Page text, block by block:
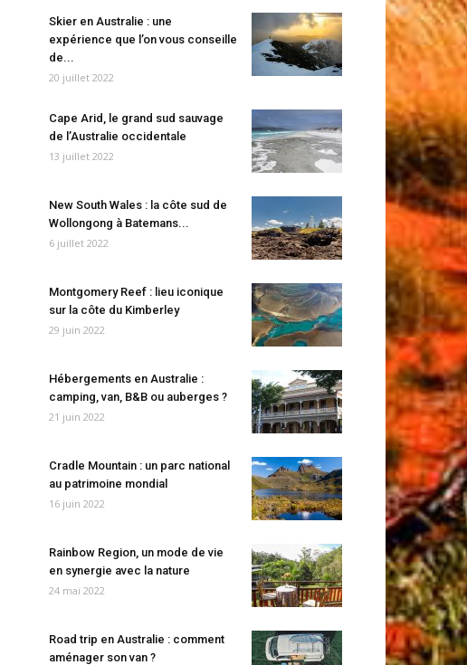
Skier en Australie : une
expérience que l’on vous conseille
de...
20 juillet 2022
Cape Arid, le grand sud sauvage
de l’Australie occidentale
13 juillet 2022
New South Wales : la côte sud de
Wollongong à Batemans...
6 juillet 2022
Montgomery Reef : lieu iconique
sur la côte du Kimberley
29 juin 2022
Hébergements en Australie :
camping, van, B&B ou auberges ?
21 juin 2022
Cradle Mountain : un parc national
au patrimoine mondial
16 juin 2022
Rainbow Region, un mode de vie
en synergie avec la nature
24 mai 2022
Road trip en Australie : comment
aménager son van ?